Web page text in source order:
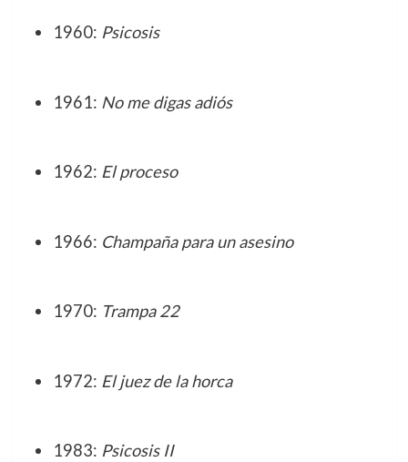
1960: Psicosis
1961: No me digas adiós
1962: El proceso
1966: Champaña para un asesino
1970: Trampa 22
1972: El juez de la horca
1983: Psicosis II